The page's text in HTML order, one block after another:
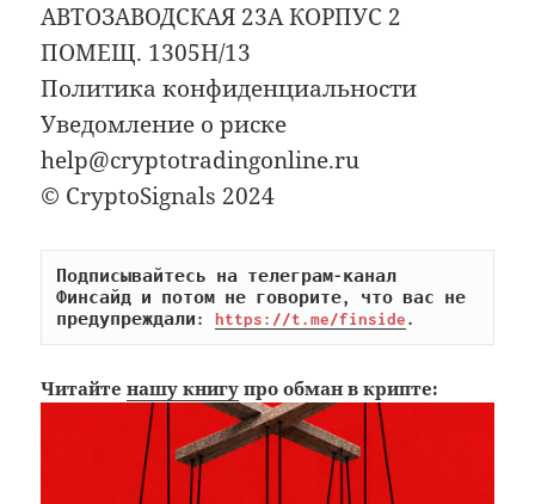
АВТОЗАВОДСКАЯ 23А КОРПУС 2
ПОМЕЩ. 1305Н/13
Политика конфиденциальности
Уведомление о риске
help@cryptotradingonline.ru
© CryptoSignals 2024
Подписывайтесь на телеграм-канал
Финсайд и потом не говорите, что вас не
предупреждали: https://t.me/finside.
Читайтенашу книгу про обман в крипте: